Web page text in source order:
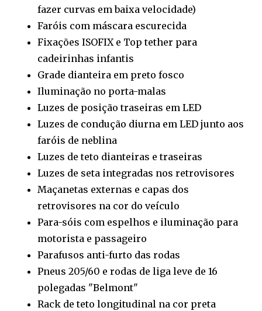
fazer curvas em baixa velocidade)
Faróis com máscara escurecida
Fixações ISOFIX e Top tether para
cadeirinhas infantis
Grade dianteira em preto fosco
Iluminação no porta-malas
Luzes de posição traseiras em LED
Luzes de condução diurna em LED junto aos
faróis de neblina
Luzes de teto dianteiras e traseiras
Luzes de seta integradas nos retrovisores
Maçanetas externas e capas dos
retrovisores na cor do veículo
Para-sóis com espelhos e iluminação para
motorista e passageiro
Parafusos anti-furto das rodas
Pneus 205/60 e rodas de liga leve de 16
polegadas "Belmont"
Rack de teto longitudinal na cor preta